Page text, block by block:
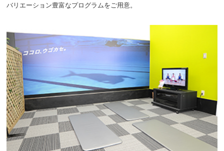
バリエーション豊富なプログラムをご用意。